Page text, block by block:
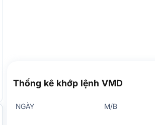
Thống kê khớp lệnh VMD
NGÀY M/B